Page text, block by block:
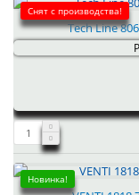
Снят с производства!
Tech Line
Новинка!